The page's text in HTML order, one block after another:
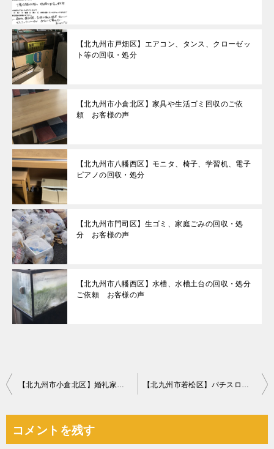
【北九州市戸畑区】エアコン、タンス、クローゼッ
ト等の回収・処分
【北九州市小倉北区】家具や生活ゴミ回収のご依
頼 お客様の声
【北九州市八幡西区】モニタ、椅子、学習机、電子
ピアノの回収・処分
【北九州市門司区】生ゴミ、家庭ごみの回収・処
分 お客様の声
【北九州市八幡西区】水槽、水槽土台の回収・処分
ご依頼 お客様の声
投
ビ
【北九州市小倉北区】婚礼家具、エアコンの回収・処分ご依頼 【北九州市若松区】パチスロ機の回収・処分ご依頼 お客様の声
コメントを残す